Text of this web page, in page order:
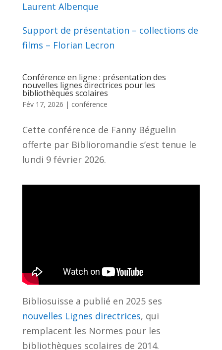
Laurent Albenque
Support de présentation – collections de
films – Florian Lecron
Conférence en ligne : présentation des
nouvelles lignes directrices pour les
bibliothèques scolaires
Fév 17, 2026 | conférence
Cette conférence de Fanny Béguelin
offerte par Biblioromandie s’est tenue le
lundi 9 février 2026.
Bibliosuisse a publié en 2025 ses
nouvelles Lignes directrices, qui
remplacent les Normes pour les
bibliothèques scolaires de 2014.